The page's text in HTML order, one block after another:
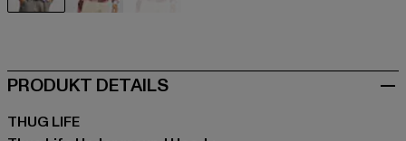
PRODUKT DETAILS
THUG LIFE